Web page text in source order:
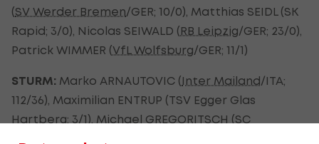
(SV Werder Bremen/GER; 10/0), Matthias SEIDL (SK
Rapid; 3/0), Nicolas SEIWALD (RB Leipzig/GER; 23/0),
Patrick WIMMER (VfL Wolfsburg/GER; 11/1)
STURM: Marko ARNAUTOVIC (Inter Mailand/ITA;
112/36), Maximilian ENTRUP (TSV Egger Glas
Hartberg; 3/1), Michael GREGORITSCH (SC